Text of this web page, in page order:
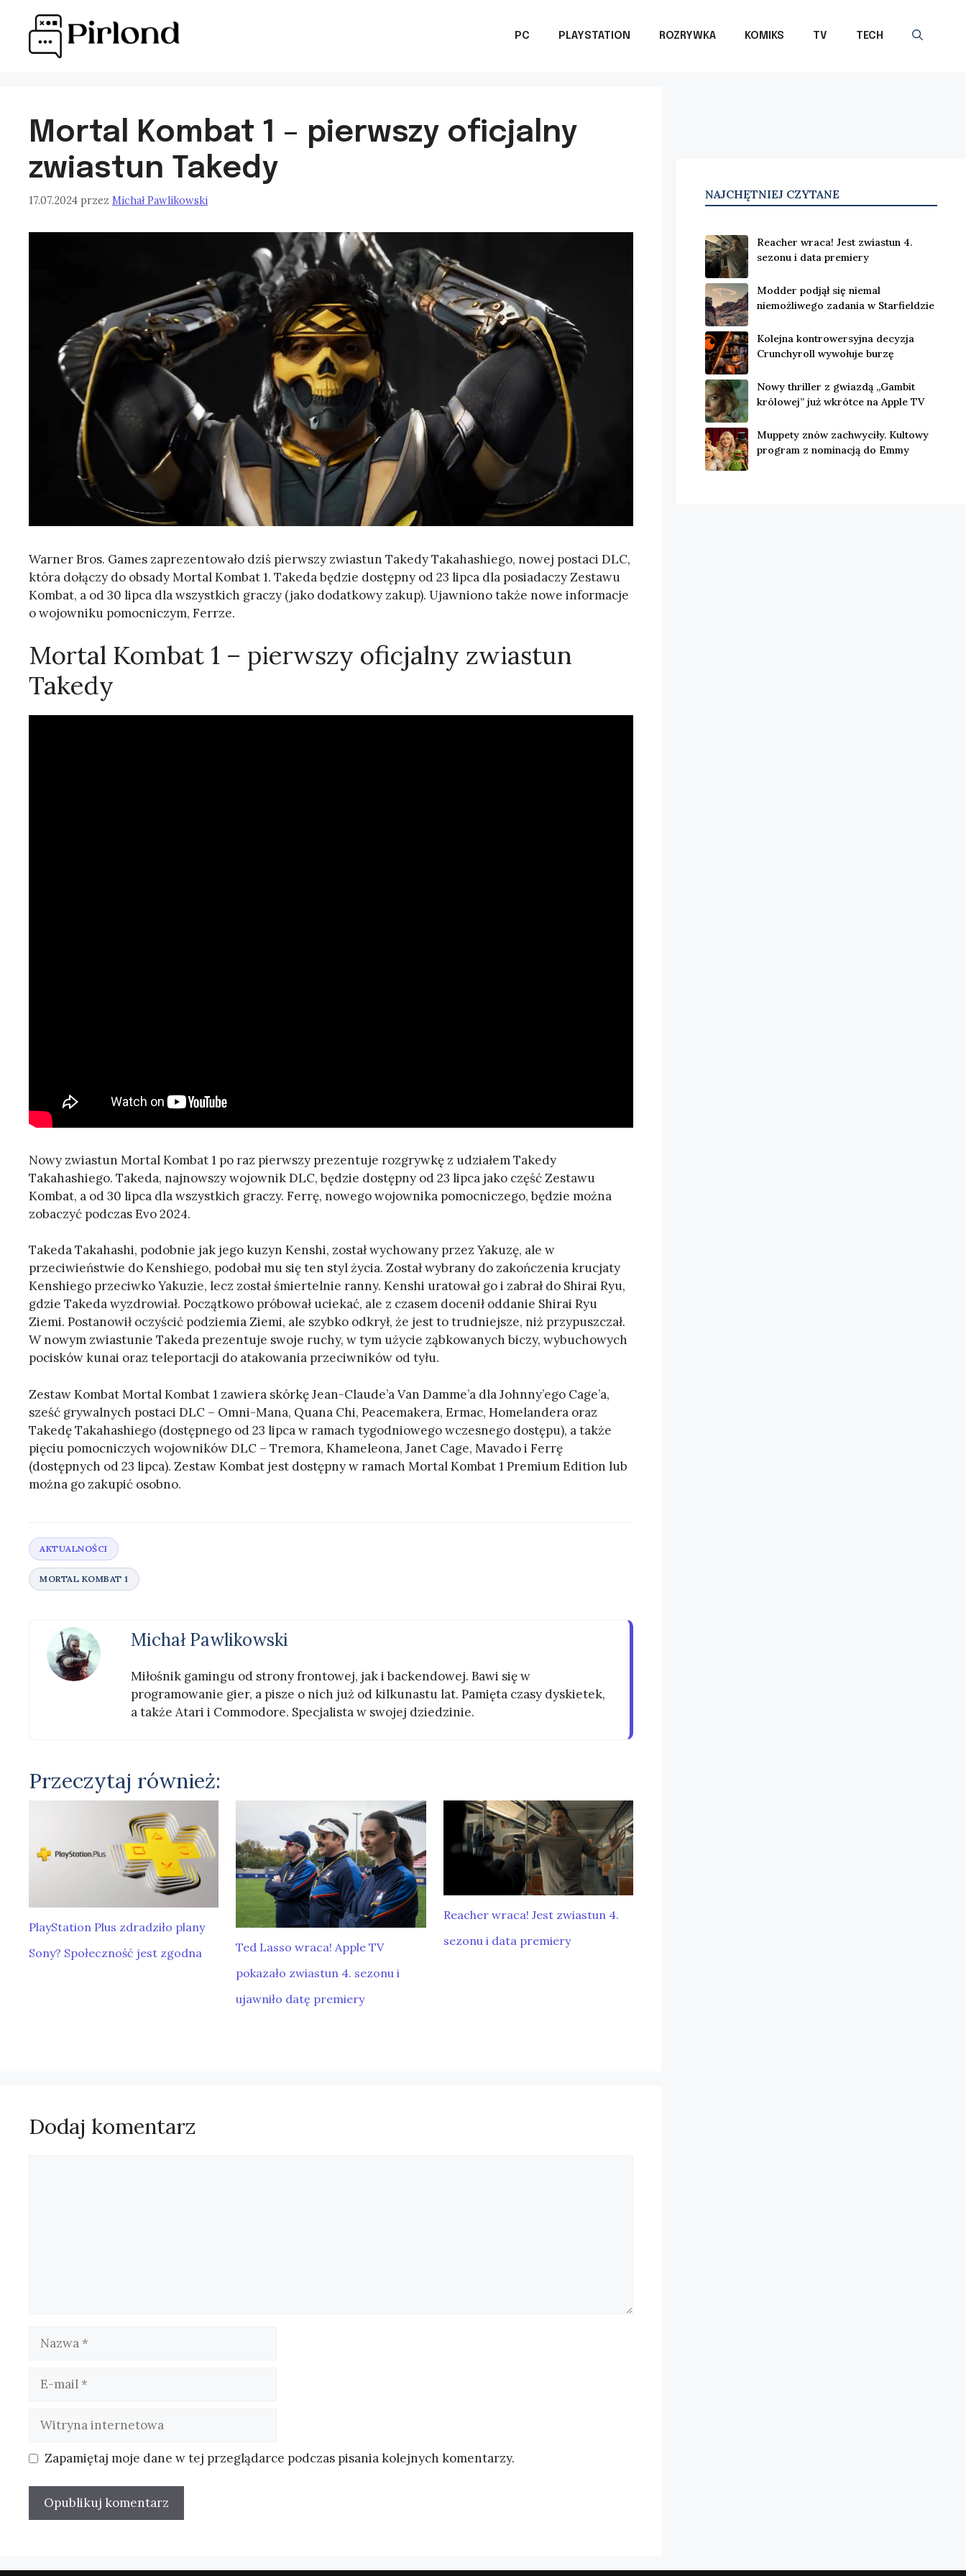
PC PLAYSTATION ROZRYWKA KOMIKS TV TECH
Mortal Kombat 1 – pierwszy oficjalny
zwiastun Takedy
17.07.2024 przez Michał Pawlikowski
Warner Bros. Games zaprezentowało dziś pierwszy zwiastun Takedy Takahashiego, nowej postaci DLC,
która dołączy do obsady Mortal Kombat 1. Takeda będzie dostępny od 23 lipca dla posiadaczy Zestawu
Kombat, a od 30 lipca dla wszystkich graczy (jako dodatkowy zakup). Ujawniono także nowe informacje
o wojowniku pomocniczym, Ferrze.
Mortal Kombat 1 – pierwszy oficjalny zwiastun
Takedy
Nowy zwiastun Mortal Kombat 1 po raz pierwszy prezentuje rozgrywkę z udziałem Takedy
Takahashiego. Takeda, najnowszy wojownik DLC, będzie dostępny od 23 lipca jako część Zestawu
Kombat, a od 30 lipca dla wszystkich graczy. Ferrę, nowego wojownika pomocniczego, będzie można
zobaczyć podczas Evo 2024.
Takeda Takahashi, podobnie jak jego kuzyn Kenshi, został wychowany przez Yakuzę, ale w
przeciwieństwie do Kenshiego, podobał mu się ten styl życia. Został wybrany do zakończenia krucjaty
Kenshiego przeciwko Yakuzie, lecz został śmiertelnie ranny. Kenshi uratował go i zabrał do Shirai Ryu,
gdzie Takeda wyzdrowiał. Początkowo próbował uciekać, ale z czasem docenił oddanie Shirai Ryu
Ziemi. Postanowił oczyścić podziemia Ziemi, ale szybko odkrył, że jest to trudniejsze, niż przypuszczał.
W nowym zwiastunie Takeda prezentuje swoje ruchy, w tym użycie ząbkowanych biczy, wybuchowych
pocisków kunai oraz teleportacji do atakowania przeciwników od tyłu.
Zestaw Kombat Mortal Kombat 1 zawiera skórkę Jean-Claude’a Van Damme’a dla Johnny’ego Cage’a,
sześć grywalnych postaci DLC – Omni-Mana, Quana Chi, Peacemakera, Ermac, Homelandera oraz
Takedę Takahashiego (dostępnego od 23 lipca w ramach tygodniowego wczesnego dostępu), a także
pięciu pomocniczych wojowników DLC – Tremora, Khameleona, Janet Cage, Mavado i Ferrę
(dostępnych od 23 lipca). Zestaw Kombat jest dostępny w ramach Mortal Kombat 1 Premium Edition lub
można go zakupić osobno.
Michał Pawlikowski
Miłośnik gamingu od strony frontowej, jak i backendowej. Bawi się w
programowanie gier, a pisze o nich już od kilkunastu lat. Pamięta czasy dyskietek,
a także Atari i Commodore. Specjalista w swojej dziedzinie.
Przeczytaj również:
PlayStation Plus zdradziło plany
Sony? Społeczność jest zgodna
Ted Lasso wraca! Apple TV
pokazało zwiastun 4. sezonu i
ujawniło datę premiery
Reacher wraca! Jest zwiastun 4.
sezonu i data premiery
Dodaj komentarz
mail
internetowa
Zapamiętaj moje dane w tej przeglądarce podczas pisania kolejnych komentarzy.
NAJCHĘTNIEJ CZYTANE
Reacher wraca! Jest zwiastun 4.
sezonu i data premiery
Modder podjął się niemal
niemożliwego zadania w Starfieldzie
Kolejna kontrowersyjna decyzja
Crunchyroll wywołuje burzę
Nowy thriller z gwiazdą „Gambit
królowej” już wkrótce na Apple TV
Muppety znów zachwyciły. Kultowy
program z nominacją do Emmy